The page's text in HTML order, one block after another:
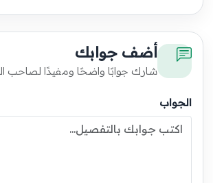
أضف جوابك
شارك جوابًا واضحًا ومفيدًا لصاحب
الجواب